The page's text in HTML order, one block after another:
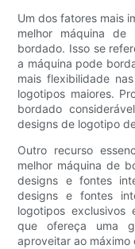
Um dos fatores mais
melhor máquina
bordado. Isso se
a máquina pode
mais flexibilidade
logotipos maiores.
bordado
designs de logotipo
Outro recurso
melhor máquina de
designs e fontes
designs e fontes
logotipos exclusivos
que ofereça uma
aproveitar ao